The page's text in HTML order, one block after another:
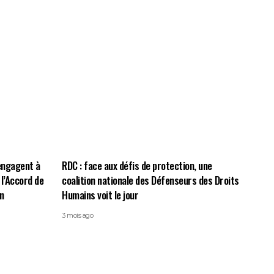
à
de
RDC : face aux défis de protection, une
coalition nationale des Défenseurs des Droits
Humains voit le jour
3 mois ago